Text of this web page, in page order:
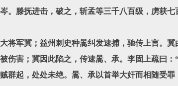
滕抚进击，破之，斩孟等三千八百级，虏获七
军冀；益州刺史种暠纠发逮捕，驰传上言。冀
伤害；冀因此陷之，传逮暠、承。李固上疏曰
群起，处处未绝。暠、承以首举大奸而相随受